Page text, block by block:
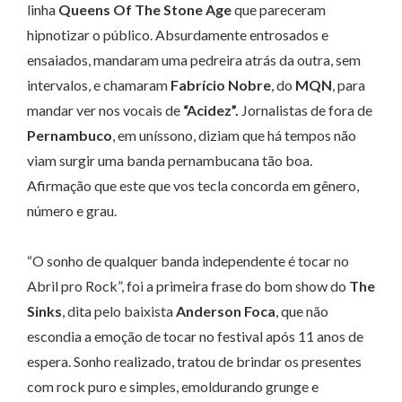
linha Queens Of The Stone Ageque pareceram
hipnotizar o público. Absurdamente entrosados e
ensaiados, mandaram uma pedreira atrás da outra, sem
intervalos, e chamaram Fabrício Nobre, do MQN, para
mandar ver nos vocais de “Acidez”. Jornalistas de fora de
Pernambuco, em uníssono, diziam que há tempos não
viam surgir uma banda pernambucana tão boa.
Afirmação que este que vos tecla concorda em gênero,
número e grau.
“O sonho de qualquer banda independente é tocar no
Abril pro Rock”, foi a primeira frase do bom show do The
Sinks, dita pelo baixistaAnderson Foca, que não
escondia a emoção de tocar no festival após 11 anos de
espera. Sonho realizado, tratou de brindar os presentes
com rock puro e simples, emoldurando grunge e